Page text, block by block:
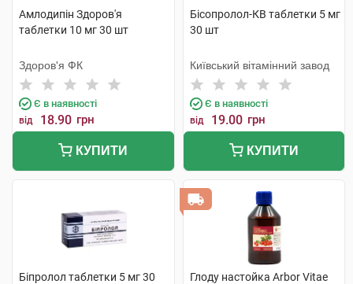
Амлодипін Здоров'я
таблетки 10 мг 30 шт
Здоров'я ФК
Є в наявності
від 18.90 грн
КУПИТИ
Бісопролол-КВ таблетки 5 мг
30 шт
Київський вітамінний завод
Є в наявності
від 19.00 грн
КУПИТИ
Біпролол таблетки 5 мг 30
Глоду настойка Arbor Vitae